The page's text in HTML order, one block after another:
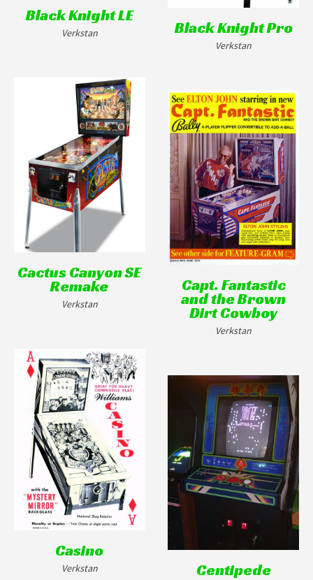
Black Knight LE
Verkstan Black Knight Pro
Verkstan
Cactus Canyon SE
Remake
Verkstan
Capt. Fantastic
and the Brown
Dirt Cowboy
Verkstan
Casino
Verkstan Centipede